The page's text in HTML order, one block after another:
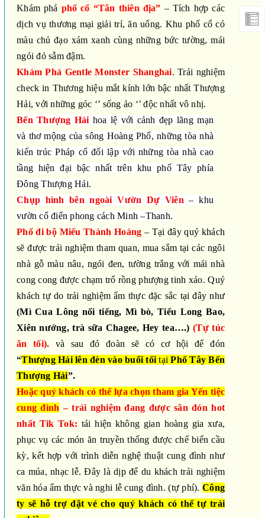
Khám phá phố cổ “Tân thiên địa” – Tích hợp các
dịch vụ thương mại giải trí, ăn uống. Khu phố cổ có
màu chủ đạo xám xanh cùng những bức tường, mái
ngói đỏ sẫm đậm.
Khám Phá Gentle Monster Shanghai. Trải nghiệm
check in Thương hiệu mắt kính lớn bậc nhất Thượng
Hải, với những góc ‘’ sống ảo ‘’ độc nhất vô nhị.
Bến Thượng Hải hoa lệ với cảnh đẹp lãng mạn
và thơ mộng của sông Hoàng Phố,những tòa nhà
kiến trúc Pháp cổ đối lập với những tòa nhà cao
tầng hiện đại bậc nhất trên khu phố Tây phía
Đông Thượng Hải.
Chụp hình bên ngoài Vườn Dự Viên– khu
vườn cổ điển phong cách Minh –Thanh.
Phố đi bộ Miếu Thành Hoàng – Tại đây quý khách
sẽ được trải nghiệm tham quan, mua sắm tại các ngôi
nhà gỗ màu nâu, ngói đen, tường trắng với mái nhà
cong cong được chạm trổ rồng phượng tinh xảo. Quý
khách tự do trải nghiệm ẩm thực đặc sắc tại đây như
(Mì Cua Lông nổi tiếng, Mì bò, Tiểu Long Bao,
Xiên nướng, trà sữa Chagee, Hey tea….) (Tự túc
ăn tối). và sau đó đoàn sẽ có cơ hội để đón
“Thượng Hải lên đèn vào buổi tối tạiPhố Tây Bến
Thượng Hải”.
Hoặc quý khách có thể lựa chọn tham gia Yến tiệc
cung đình – trải nghiệm đang được săn đón hot
nhất Tik Tok: tái hiện không gian hoàng gia xưa,
phục vụ các món ăn truyền thống được chế biến cầu
kỳ, kết hợp với trình diễn nghệ thuật cung đình như
ca múa, nhạc lễ. Đây là dịp để du khách trải nghiệm
văn hóa ẩm thực và nghi lễ cung đình. (tự phí).Công
ty sẽ hỗ trợ đặt vé cho quý khách có thể tự trải